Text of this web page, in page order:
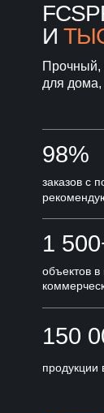
И
Прочный,
для дома,
98%
заказов с
1
объектов
150
продукции